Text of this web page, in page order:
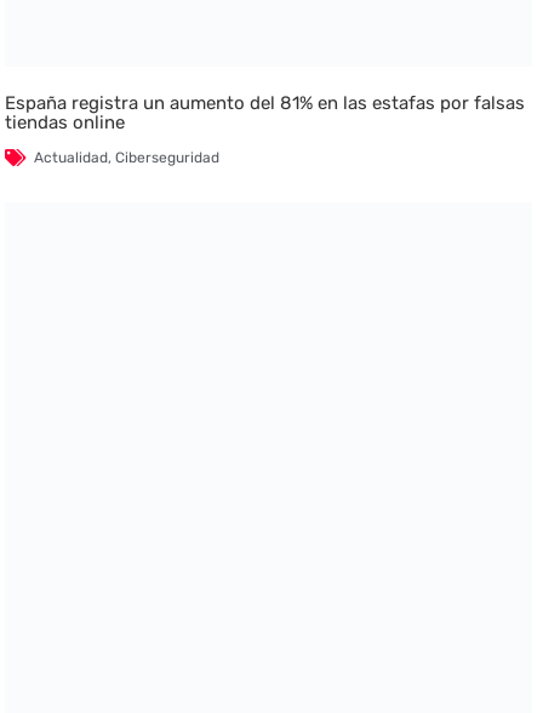
España registra un aumento del 81% en las estafas por falsas
tiendas online
Actualidad,Ciberseguridad